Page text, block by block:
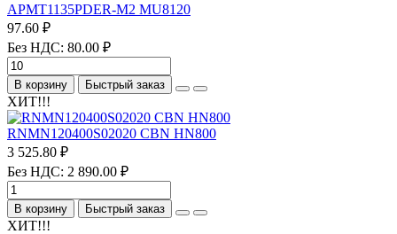
APMT1135PDER-M2 MU8120
97.60 ₽
Без НДС: 80.00 ₽
В корзину Быстрый заказ
ХИТ!!!
RNMN120400S02020 CBN HN800
3 525.80 ₽
Без НДС: 2 890.00 ₽
В корзину Быстрый заказ
ХИТ!!!